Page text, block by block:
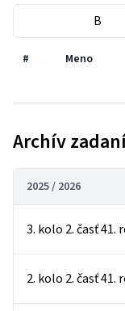
B
# Meno
Archív
2025 / 2026
3. kolo 2. časť 41.
2. kolo 2. časť 41.